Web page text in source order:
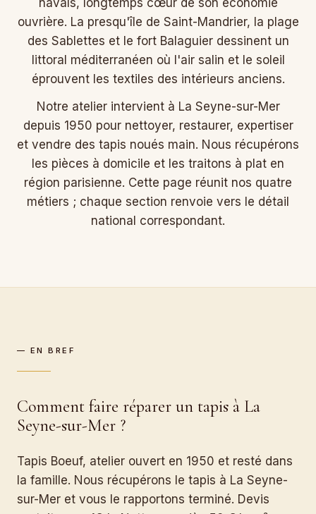
ouvrière. La presqu'île de Saint-Mandrier, la plage
des Sablettes et le fort Balaguier dessinent un
littoral méditerranéen où l'air salin et le soleil
éprouvent les textiles des intérieurs anciens.
Notre atelier intervient à La Seyne-sur-Mer
depuis 1950 pour nettoyer, restaurer, expertiser
et vendre des tapis noués main. Nous récupérons
les pièces à domicile et les traitons à plat en
région parisienne. Cette page réunit nos quatre
métiers ; chaque section renvoie vers le détail
national correspondant.
— EN BREF
Comment faire réparer un tapis à La
Seyne-sur-Mer ?
Tapis Boeuf, atelier ouvert en 1950 et resté dans
la famille. Nous récupérons le tapis à La Seyne-
sur-Mer et vous le rapportons terminé. Devis